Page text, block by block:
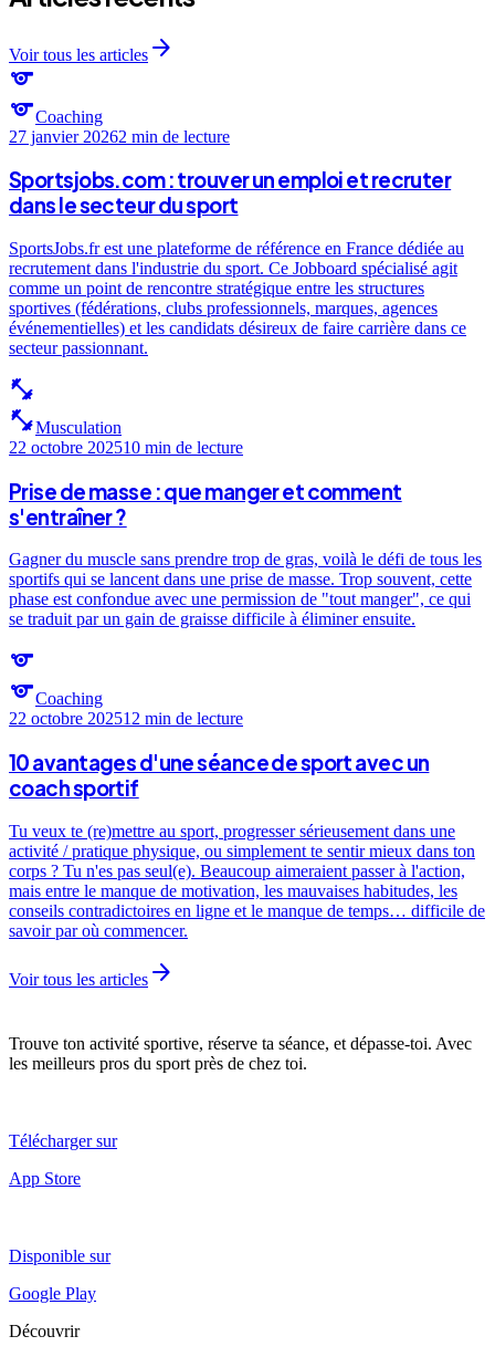
Voir tous les articles arrow_forward
sports
sportsCoaching
27 janvier 20262 min de lecture
Sportsjobs.com : trouver un emploi et recruter
dans le secteur du sport
SportsJobs.fr est une plateforme de référence en France dédiée au
recrutement dans l'industrie du sport. Ce Jobboard spécialisé agit
comme un point de rencontre stratégique entre les structures
sportives (fédérations, clubs professionnels, marques, agences
événementielles) et les candidats désireux de faire carrière dans ce
secteur passionnant.
fitness_center
fitness_centerMusculation
22 octobre 202510 min de lecture
Prise de masse : que manger et comment
s'entraîner ?
Gagner du muscle sans prendre trop de gras, voilà le défi de tous les
sportifs qui se lancent dans une prise de masse. Trop souvent, cette
phase est confondue avec une permission de "tout manger", ce qui
se traduit par un gain de graisse difficile à éliminer ensuite.
sports
sportsCoaching
22 octobre 202512 min de lecture
10 avantages d'une séance de sport avec un
coach sportif
Tu veux te (re)mettre au sport, progresser sérieusement dans une
activité / pratique physique, ou simplement te sentir mieux dans ton
corps ? Tu n'es pas seul(e). Beaucoup aimeraient passer à l'action,
mais entre le manque de motivation, les mauvaises habitudes, les
conseils contradictoires en ligne et le manque de temps… difficile de
savoir par où commencer.
Voir tous les articles arrow_forward
Trouve ton activité sportive, réserve ta séance, et dépasse-toi. Avec
les meilleurs pros du sport près de chez toi.
Télécharger sur
App Store
Disponible sur
Google Play
Découvrir